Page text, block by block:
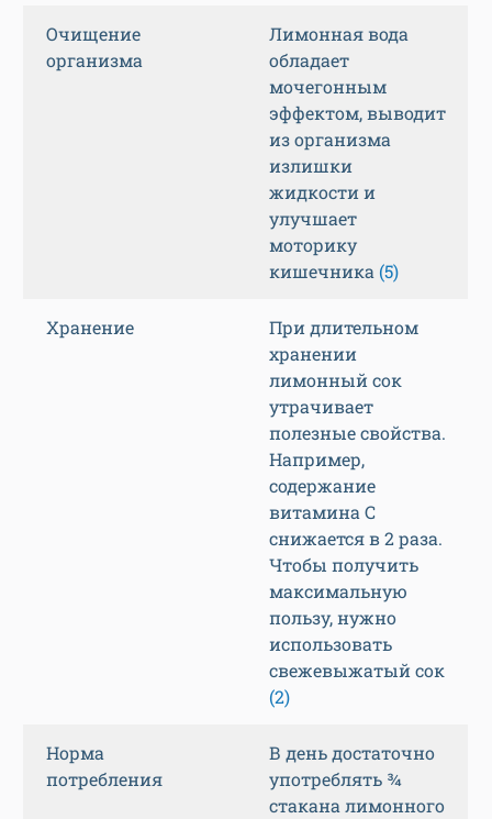
Очищение
организма
Лимонная вода
обладает
мочегонным
эффектом, выводит
из организма
излишки
жидкости и
улучшает
моторику
кишечника (5)
Хранение
При длительном
хранении
лимонный сок
утрачивает
полезные свойства.
Например,
содержание
витамина C
снижается в 2 раза.
Чтобы получить
максимальную
пользу, нужно
использовать
свежевыжатый сок
(2)
Норма
потребления
В день достаточно
употреблять ¾
стакана лимонного